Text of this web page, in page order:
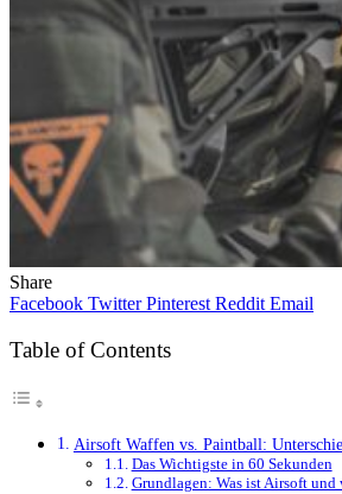
Share
Facebook Twitter Pinterest Reddit Email
Table of Contents
Airsoft Waffen vs. Paintball:
Das Wichtigste in 60 Sekunden
Grundlagen: Was ist Airsoft und